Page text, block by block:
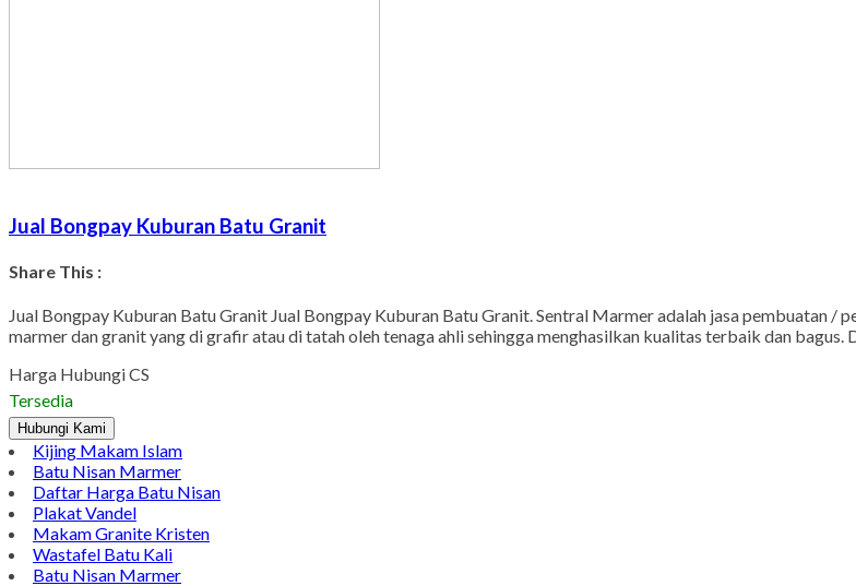
Jual Bongpay Kuburan Batu Granit
Share This :
Jual Bongpay Kuburan Batu Granit Jual Bongpay Kuburan Batu Granit. Sentral Marmer adalah jasa pembuatan /
marmer dan granit yang di grafir atau di tatah oleh tenaga ahli sehingga menghasilkan kualitas terbaik dan bagus.
Harga Hubungi CS
Tersedia
Hubungi Kami
Kijing Makam Islam
Batu Nisan Marmer
Daftar Harga Batu Nisan
Plakat Vandel
Makam Granite Kristen
Wastafel Batu Kali
Batu Nisan Marmer